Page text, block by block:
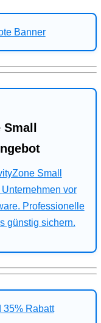
Small
vor
Professionelle
günstig sichern.